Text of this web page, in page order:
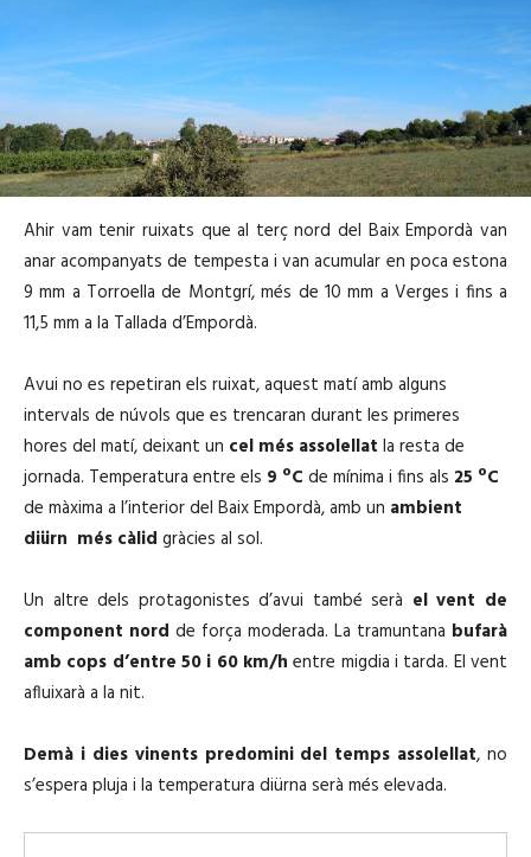
Ahir vam tenir ruixats que al terç nord del Baix Empordà van
anar acompanyats de tempesta i van acumular en poca estona
9 mm a Torroella de Montgrí, més de 10 mm a Verges i fins a
11,5 mm a la Tallada d’Empordà.
Avui no es repetiran els ruixat, aquest matí amb alguns
intervals de núvols que es trencaran durant les primeres
hores del matí, deixant un cel més assolellat la resta de
jornada. Temperatura entre els 9 ºC de mínima i fins als 25 ºC
de màxima a l’interior del Baix Empordà, amb un ambient
diürn més càlid gràcies al sol.
Un altre dels protagonistes d’avui també serà el vent de
component nord de força moderada. La tramuntana bufarà
amb cops d’entre 50 i 60 km/h entre migdia i tarda. El vent
afluixarà a la nit.
Demà i dies vinents predomini del temps assolellat, no
s’espera pluja i la temperatura diürna serà més elevada.